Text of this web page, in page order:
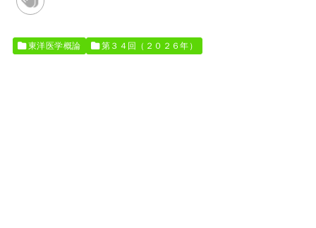
東洋医学概論 第３４回（２０２６年）